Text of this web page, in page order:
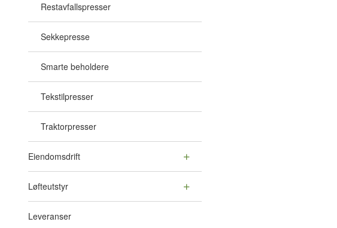
Restavfallspresser
Sekkepresse
Smarte beholdere
Tekstilpresser
Traktorpresser
Eiendomsdrift
Løfteutstyr
Leveranser